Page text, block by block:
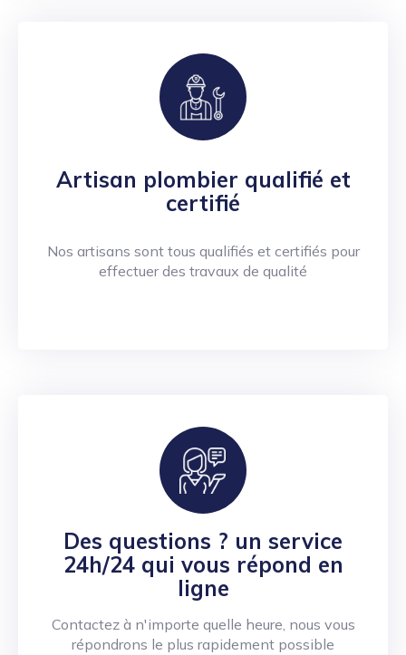
Artisan plombier qualifié et
certifié
Nos artisans sont tous qualifiés et certifiés pour
effectuer des travaux de qualité
Des questions ? un service
24h/24 qui vous répond en
ligne
Contactez à n'importe quelle heure, nous vous
répondrons le plus rapidement possible